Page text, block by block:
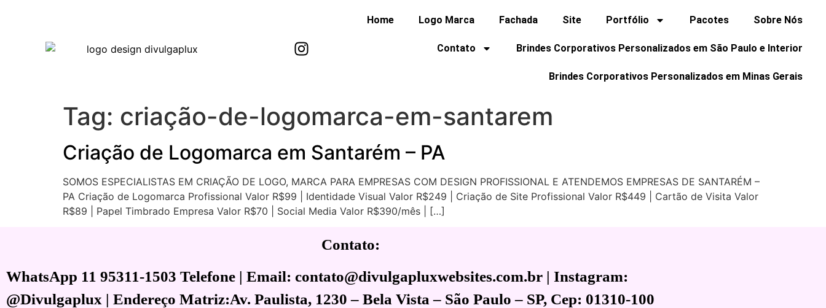
Home Logo Marca Fachada Site Portfólio Pacotes Sobre Nós
Contato Brindes Corporativos Personalizados em São Paulo e Interior
Brindes Corporativos Personalizados em Minas Gerais
Tag: criação-de-logomarca-em-santarem
Criação de Logomarca em Santarém – PA
SOMOS ESPECIALISTAS EM CRIAÇÃO DE LOGO, MARCA PARA EMPRESAS COM DESIGN PROFISSIONAL E ATENDEMOS EMPRESAS DE SANTARÉM –
PA Criação de Logomarca Profissional Valor R$99 | Identidade Visual Valor R$249 | Criação de Site Profissional Valor R$449 | Cartão de Visita Valor
R$89 | Papel Timbrado Empresa Valor R$70 | Social Media Valor R$390/mês | […]
Contato:
WhatsApp 11 95311-1503 Telefone | Email: contato@divulgapluxwebsites.com.br | Instagram:
@Divulgaplux | Endereço Matriz:Av. Paulista, 1230 – Bela Vista – São Paulo – SP, Cep: 01310-100